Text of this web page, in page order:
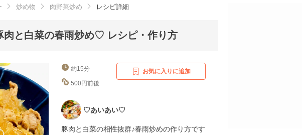
炒め物 肉野菜炒め レシピ詳細
と白菜の春雨炒め♡ レシピ・作り方
約15分
500円前後
お気に入りに追加
♡あいあい♡
豚肉と白菜の相性抜群♪春雨炒めの作り方です